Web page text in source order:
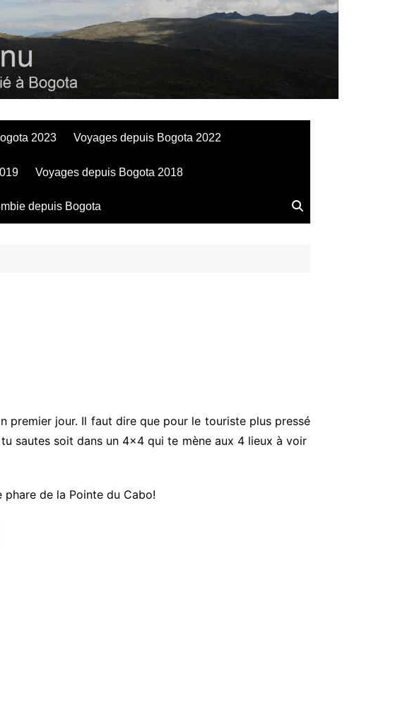
2023 Voyages depuis Bogota 2022
Voyages depuis Bogota 2018
depuis Bogota
premier jour. Il faut dire que pour le touriste plus pressé
sautes soit dans un 4×4 qui te mène aux 4 lieux à voir
de la Pointe du Cabo!